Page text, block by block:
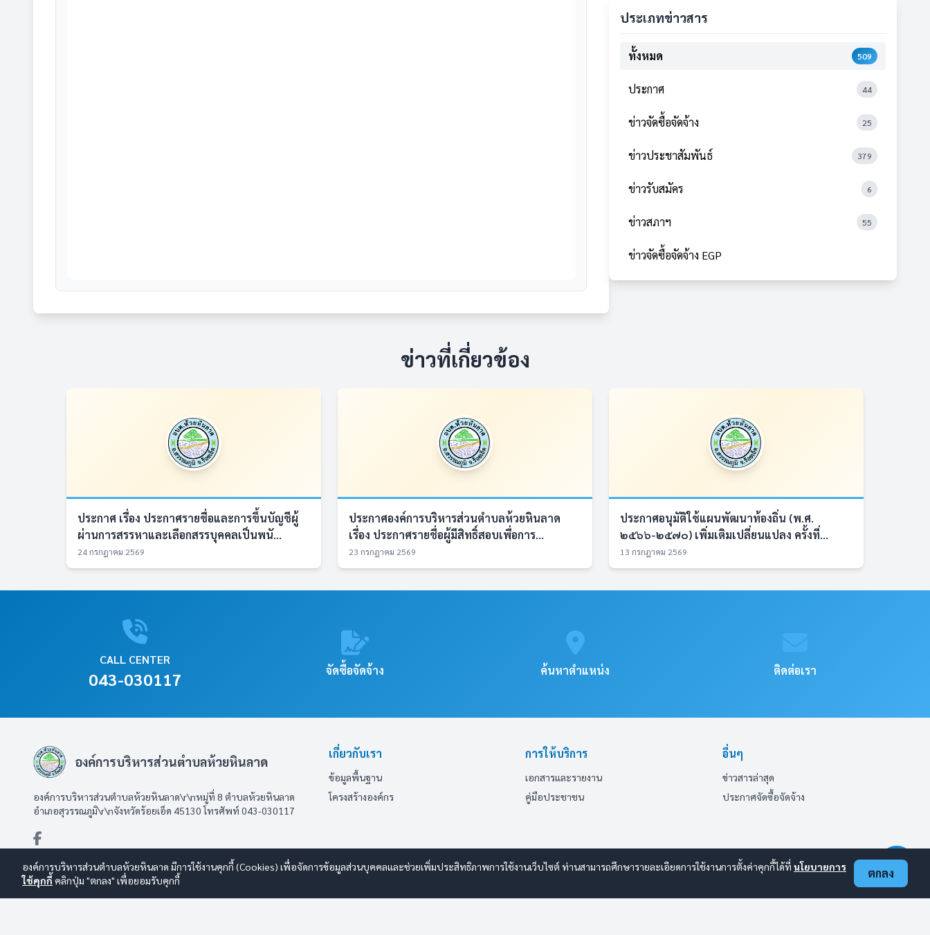
ประเภทข่าวสาร
ทั้งหมด 509
ประกาศ 44
ข่าวจัดซื้อจัดจ้าง 25
ข่าวประชาสัมพันธ์ 379
ข่าวรับสมัคร 6
ข่าวสภาฯ 55
ข่าวจัดซื้อจัดจ้าง EGP
ข่าวที่เกี่ยวข้อง
ประกาศ เรื่อง ประกาศรายชื่อและการขึ้นบัญชีผู้
ผ่านการสรรหาและเลือกสรรบุคคลเป็นพนั...
24 กรกฎาคม 2569
ประกาศองค์การบริหารส่วนตำบลห้วยหินลาด
เรื่อง ประกาศรายชื่อผู้มีสิทธิ์สอบเพื่อการ...
23 กรกฎาคม 2569
ประกาศอนุมัติใช้แผนพัฒนาท้องถิ่น (พ.ศ.
๒๕๖๖-๒๕๗๐) เพิ่มเติมเปลี่ยนแปลง ครั้งที่...
13 กรกฎาคม 2569
CALL CENTER
043-030117 จัดซื้อจัดจ้าง ค้นหาตำแหน่ง ติดต่อเรา
องค์การบริหารส่วนตำบลห้วยหินลาด
องค์การบริหารส่วนตำบลห้วยหินลาด\r\nหมู่ที่ 8 ตำบลห้วยหินลาด
อำเภอสุวรรณภูมิ\r\nจังหวัดร้อยเอ็ด 45130 โทรศัพท์ 043-030117
เกี่ยวกับเรา
ข้อมูลพื้นฐาน
โครงสร้างองค์กร
การให้บริการ
เอกสารและรายงาน
คู่มือประชาชน
อื่นๆ
ข่าวสารล่าสุด
ประกาศจัดซื้อจัดจ้าง
องค์การบริหารส่วนตำบลห้วยหินลาด มีการใช้งานคุกกี้ (Cookies) เพื่อจัดการข้อมูลส่วนบุคคลและช่วยเพิ่มประสิทธิภาพการใช้งานเว็บไซต์ ท่านสามารถศึกษารายละเอียดการใช้งานการตั้งค่าคุกกี้ได้ที่ นโยบายการ
ใช้คุกกี้ คลิกปุ่ม "ตกลง" เพื่อยอมรับคุกกี้ ตกลง